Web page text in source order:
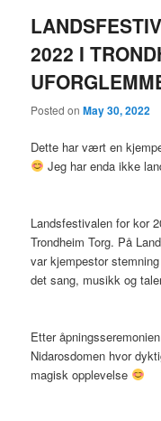
2022 I
Posted onMay 30, 2022
Dette har vært en
Jeg har enda ikke
Landsfestivalen for kor
Trondheim Torg. På
var kjempestor
det sang, musikk og
Etter
Nidarosdomen hvor
magisk opplevelse